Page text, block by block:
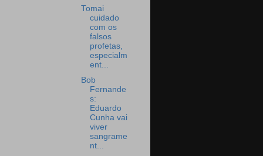
Tomai
cuidado
com os
falsos
profetas,
especialm
ent...
Bob
Fernande
s:
Eduardo
Cunha vai
viver
sangrame
nt...